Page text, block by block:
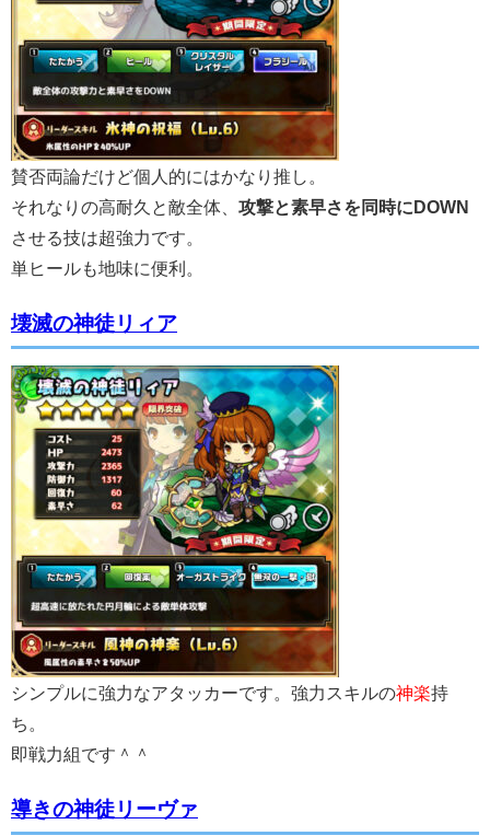
賛否両論だけど個人的にはかなり推し。
それなりの高耐久と敵全体、 攻撃と素早さを同時にDOWN
させる技は超強力です。
単ヒールも地味に便利。
壊滅の神徒リィア
シンプルに強力なアタッカーです。強力スキルの神楽持
ち。
即戦力組です＾＾
導きの神徒リーヴァ